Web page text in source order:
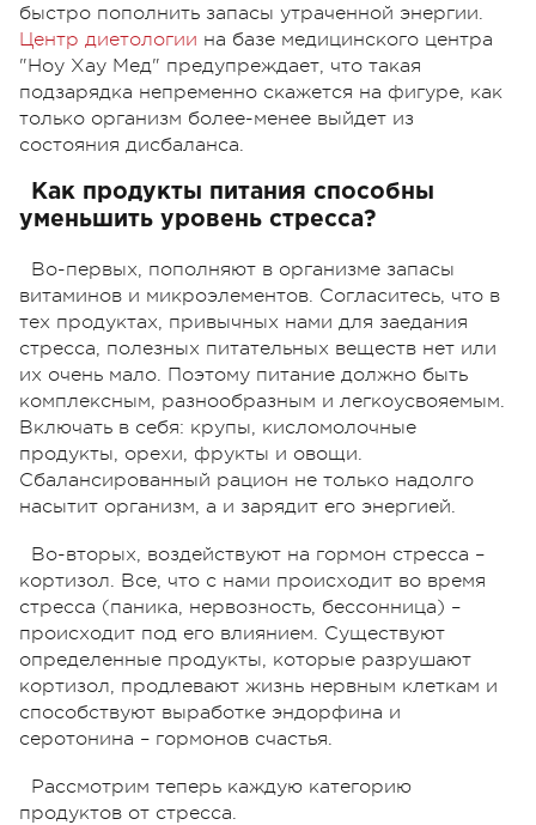
быстро пополнить запасы утраченной энергии.
Центр диетологии на базе медицинского центра
"Ноу Хау Мед" предупреждает, что такая
подзарядка непременно скажется на фигуре, как
только организм более-менее выйдет из
состояния дисбаланса.
Как продукты питания способны
уменьшить уровень стресса?
Во-первых, пополняют в организме запасы
витаминов и микроэлементов. Согласитесь, что в
тех продуктах, привычных нами для заедания
стресса, полезных питательных веществ нет или
их очень мало. Поэтому питание должно быть
комплексным, разнообразным и легкоусвояемым.
Включать в себя: крупы, кисломолочные
продукты, орехи, фрукты и овощи.
Сбалансированный рацион не только надолго
насытит организм, а и зарядит его энергией.
Во-вторых, воздействуют на гормон стресса –
кортизол. Все, что с нами происходит во время
стресса (паника, нервозность, бессонница) –
происходит под его влиянием. Существуют
определенные продукты, которые разрушают
кортизол, продлевают жизнь нервным клеткам и
способствуют выработке эндорфина и
серотонина – гормонов счастья.
Рассмотрим теперь каждую категорию
продуктов от стресса.